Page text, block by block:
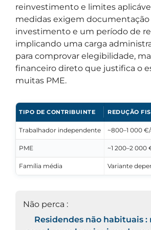
reinvestimento e limites
medidas exigem documentação
investimento e um período de
implicando uma carga
para comprovar elegibilidade,
financeiro direto que justifica o
muitas PME.
TIPO DE CONTRIBUINTE REDUÇÃO
Trabalhador independente ~800–1 000
PME ~1 200–2 000
Família média Variante
Não perca :
Residendes não habituais